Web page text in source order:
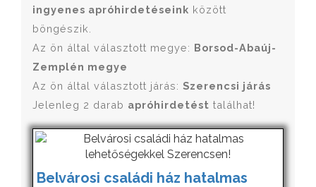
ingyenes apróhirdetéseink között
böngészik.
Az ön által választott megye: Borsod-Abaúj-
Zemplén megye
Az ön által választott járás: Szerencsi járás
Jelenleg 2 darab apróhirdetést találhat!
Belvárosi családi ház hatalmas